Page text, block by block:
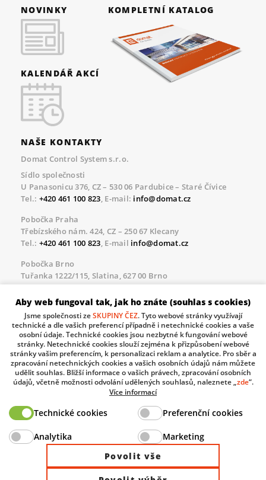
NOVINKY
KALENDÁŘ AKCÍ
KOMPLETNÍ KATALOG
NAŠE KONTAKTY
Domat Control System s.r.o.
Sídlo společnosti
U Panasonicu 376, CZ – 530 06 Pardubice – Staré Čívice
Tel.: +420 461 100 823, E-mail: info@domat.cz
Pobočka Praha
Třebízského nám. 424, CZ – 250 67 Klecany
Tel.: +420 461 100 823, E-mail info@domat.cz
Pobočka Brno
Tuřanka 1222/115, Slatina, 627 00 Brno
Tel.:+420 461 100 823, E-mailinfo@domat.cz
Servisní linka pro námi realizované akce
Po – Pá 8.30 – 17.00
tel:+420 733 421 878, E-mailservis@domat.cz
Technická podpora:
Tel.:+420 461 100 666 , WhatsApp:+420 603 735 402
Informace o zpracovávaných osobních údajích.
Ministry of Industry and Trade of the Czech Republic
support investment in your future.
Aby web fungoval tak, jak ho znáte (souhlas s cookies)
Jsme společnosti zeSKUPINY ČEZ. Tyto webové stránky využívají
technické a dle vašich preferencí případně i netechnické cookies a vaše
osobní údaje. Technické cookies jsou nezbytné k fungování webové
stránky. Netechnické cookies slouží zejména k přizpůsobení webové
stránky vašim preferencím, k personalizaci reklam a analytice. Pro sběr a
zpracování netechnických cookies a vašich osobních údajů nám můžete
udělit souhlas. Bližší informace o vašich právech, zpracování osobních
údajů, včetně možnosti odvolání udělených souhlasů, naleznete „zde“.
Více informací
Technické cookies Preferenční cookies
Analytika
Marketing
Povolit vše